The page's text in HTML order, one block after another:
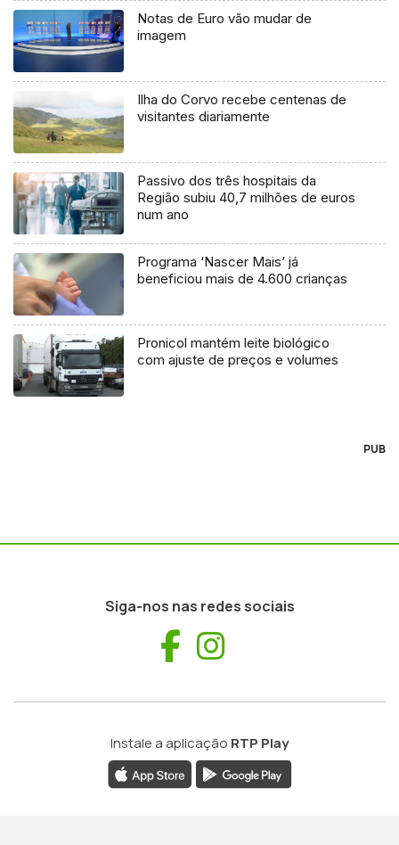
Notas de Euro vão mudar de
imagem
Ilha do Corvo recebe centenas de
visitantes diariamente
Passivo dos três hospitais da
Região subiu 40,7 milhões de euros
num ano
Programa ‘Nascer Mais’ já
beneficiou mais de 4.600 crianças
Pronicol mantém leite biológico
com ajuste de preços e volumes
PUB
Siga-nos nas redes sociais
Facebook
Instale a aplicação RTP Play